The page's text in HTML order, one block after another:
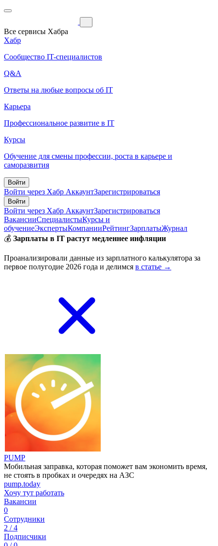
Все сервисы Хабра
Хабр
Сообщество IT-специалистов
Q&A
Ответы на любые вопросы об IT
Карьера
Профессиональное развитие в IT
Курсы
Обучение для смены профессии, роста в карьере и
саморазвития
Войти
Войти через Хабр АккаунтЗарегистрироваться
Войти
Войти через Хабр АккаунтЗарегистрироваться
ВакансииСпециалистыКурсы и
обучениеЭкспертыКомпанииРейтингЗарплатыЖурнал
💰 Зарплаты в IT растут медленнее инфляции
Проанализировали данные из зарплатного калькулятора за
первое полугодие 2026 года и делимся в статье →
PUMP
Мобильная заправка, которая поможет вам экономить время,
не стоять в пробках и очередях на АЗС
pump.today
Хочу тут работать
Вакансии
0
Сотрудники
2 / 4
Подписчики